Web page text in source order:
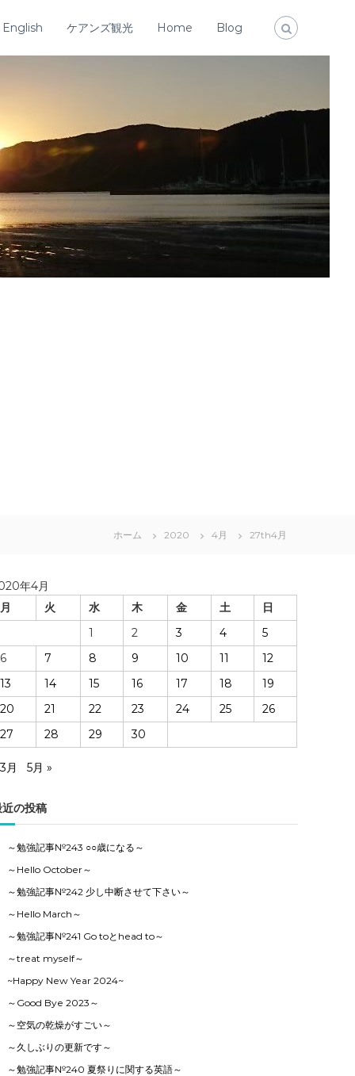
English ケアンズ観光 Home Blog
ホーム 2020 4月 27th4月
年4月
月
火 水 木 金 土
日
1
2 3 4
5
6
7 8 9 10 11
12
13
14 15 16 17 18
19
20
21 22 23 24 25
26
27
28 29 30
月 5月 »
近の投稿
～勉強記事№243 ○○歳になる～
～Hello October～
～勉強記事№242 少し中断させて下さい～
～Hello March～
～勉強記事№241 Go toとhead to～
～treat myself～
~Happy New Year 2024~
～Good Bye 2023～
～空気の乾燥がすごい～
～久しぶりの更新です～
～勉強記事№240 夏祭りに関する英語～